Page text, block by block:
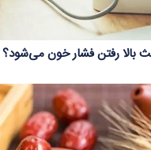
بالا رفتن فشار خون می‌شود؟